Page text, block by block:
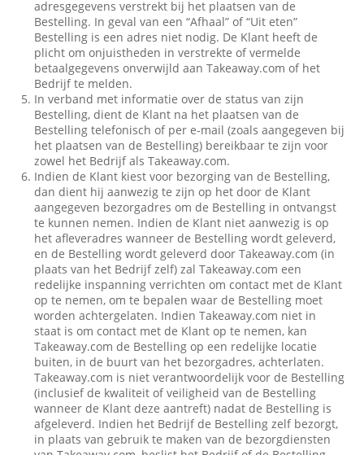
adresgegevens verstrekt bij het plaatsen van de
Bestelling. In geval van een “Afhaal” of “Uit eten”
Bestelling is een adres niet nodig. De Klant heeft de
plicht om onjuistheden in verstrekte of vermelde
betaalgegevens onverwijld aan Takeaway.com of het
Bedrijf te melden.
In verband met informatie over de status van zijn
Bestelling, dient de Klant na het plaatsen van de
Bestelling telefonisch of per e-mail (zoals aangegeven bij
het plaatsen van de Bestelling) bereikbaar te zijn voor
zowel het Bedrijf als Takeaway.com.
Indien de Klant kiest voor bezorging van de Bestelling,
dan dient hij aanwezig te zijn op het door de Klant
aangegeven bezorgadres om de Bestelling in ontvangst
te kunnen nemen. Indien de Klant niet aanwezig is op
het afleveradres wanneer de Bestelling wordt geleverd,
en de Bestelling wordt geleverd door Takeaway.com (in
plaats van het Bedrijf zelf) zal Takeaway.com een
redelijke inspanning verrichten om contact met de Klant
op te nemen, om te bepalen waar de Bestelling moet
worden achtergelaten. Indien Takeaway.com niet in
staat is om contact met de Klant op te nemen, kan
Takeaway.com de Bestelling op een redelijke locatie
buiten, in de buurt van het bezorgadres, achterlaten.
Takeaway.com is niet verantwoordelijk voor de Bestelling
(inclusief de kwaliteit of veiligheid van de Bestelling
wanneer de Klant deze aantreft) nadat de Bestelling is
afgeleverd. Indien het Bedrijf de Bestelling zelf bezorgt,
in plaats van gebruik te maken van de bezorgdiensten